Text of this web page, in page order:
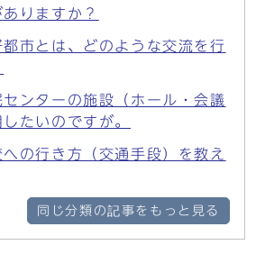
りますか？
市とは、どのような交流を行
ンターの施設（ホール・会議
たいのですが。
の行き方（交通手段）を教え
同じ分類の記事をもっと見る